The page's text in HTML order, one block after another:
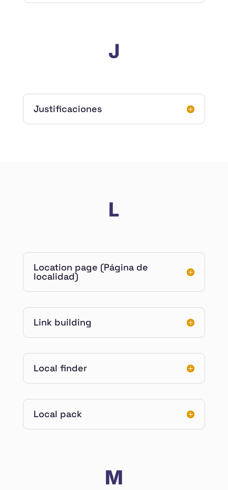
J
Justificaciones
L
Location page (Página de
localidad)
Link building
Local finder
Local pack
M